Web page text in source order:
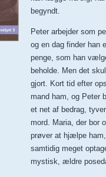
begyndt.
Peter arbejder som
og en dag finder han
penge, som han
beholde. Men det
gjort. Kort tid efter
mand ham, og Peter
et net af bedrag,
mord. Maria, der bor
prøver at hjælpe
samtidig meget
mystisk, ældre